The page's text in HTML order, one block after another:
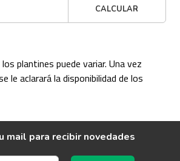
CALCULAR
plantines puede variar. Una vez
le aclarará la disponibilidad de los
mail para recibir novedades